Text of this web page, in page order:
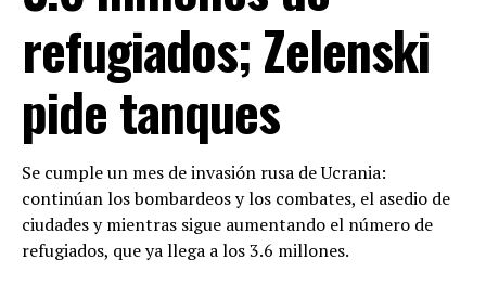
refugiados; Zelenski
pide tanques
Se cumple un mes de invasión rusa de Ucrania:
continúan los bombardeos y los combates, el asedio de
ciudades y mientras sigue aumentando el número de
refugiados, que ya llega a los 3.6 millones.